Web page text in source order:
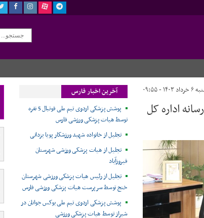
۱۴۰۳ - ۰۹:۵۵
اداره کل
آخرین اخبار فارس
پوشش پزشکی اردوی تیم ملی فوتبال 5 نفره
توسط هیات پزشکی ورزشی فارس
تجلیل از خانواده شهید ورزشکار پویا یزدانی
تجلیل از هیات پزشکی ورزشی شهرستان
فیروزآباد
تجلیل از رئیس هیات پزشکی ورزشی شهرستان
خنج توسط سرپرست هیات پزشکی ورزشی فارس
پوشش پزشکی اردوی تیم ملی بوکس جوانان در
شیراز توسط هیات پزشکی ورزشی